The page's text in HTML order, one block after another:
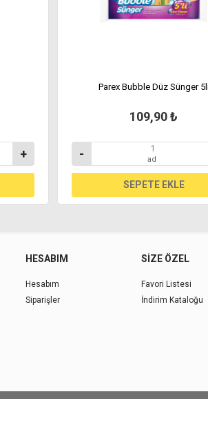
+
Parex Bubble Düz Sünger
109,90 ₺
- ad
HESABIM
Hesabım
Siparişler
SIZE ÖZEL
Favori Listesi
İndirim Kataloğu